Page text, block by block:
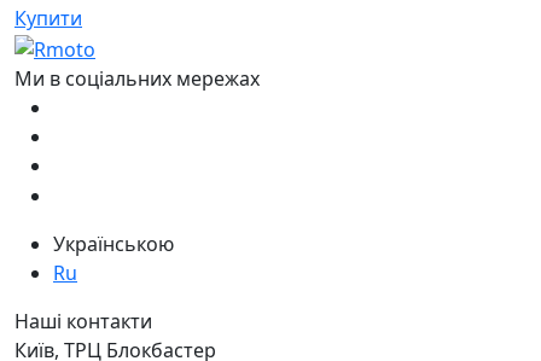
Купити
Ми в соціальних мережах
Українською
Ru
Наші контакти
Київ, ТРЦ Блокбастер